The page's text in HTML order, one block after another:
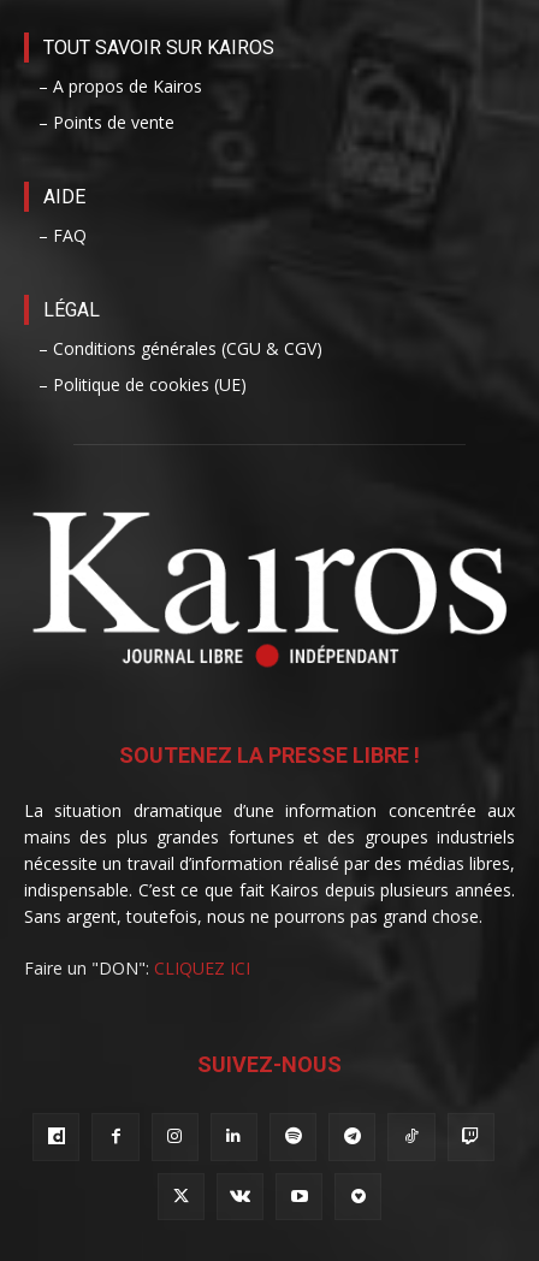
TOUT SAVOIR SUR KAIROS
– A propos de Kairos
– Points de vente
AIDE
– FAQ
LÉGAL
– Conditions générales (CGU & CGV)
– Politique de cookies (UE)
SOUTENEZ LA PRESSE LIBRE !
La situation dramatique d’une information concentrée aux
mains des plus grandes fortunes et des groupes industriels
nécessite un travail d’information réalisé par des médias libres,
indispensable. C’est ce que fait Kairos depuis plusieurs années.
Sans argent, toutefois, nous ne pourrons pas grand chose.
Faire un "DON": CLIQUEZ ICI
SUIVEZ-NOUS